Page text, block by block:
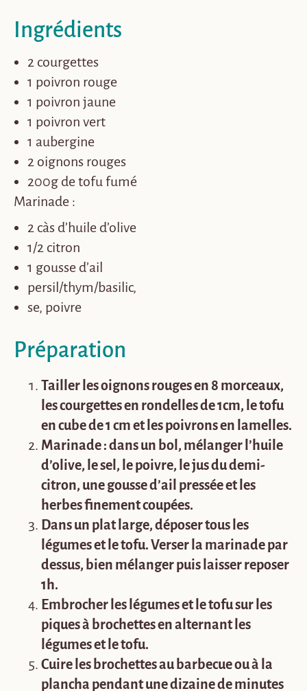
Ingrédients
2 courgettes
1 poivron rouge
1 poivron jaune
1 poivron vert
1 aubergine
2 oignons rouges
200g de tofu fumé
Marinade :
2 càs d’huile d’olive
1/2 citron
1 gousse d’ail
persil/thym/basilic,
se, poivre
Préparation
Tailler les oignons rouges en 8 morceaux,
les courgettes en rondelles de 1cm, le tofu
en cube de 1 cm et les poivrons en lamelles.
Marinade : dans un bol, mélanger l’huile
d’olive, le sel, le poivre, le jus du demi-
citron, une gousse d’ail pressée et les
herbes finement coupées.
Dans un plat large, déposer tous les
légumes et le tofu. Verser la marinade par
dessus, bien mélanger puis laisser reposer
1h.
Embrocher les légumes et le tofu sur les
piques à brochettes en alternant les
légumes et le tofu.
Cuire les brochettes au barbecue ou à la
plancha pendant une dizaine de minutes